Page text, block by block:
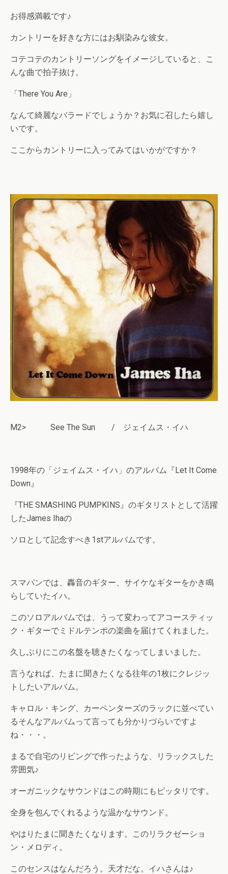
お得感満載です♪
カントリーを好きな方にはお馴染みな彼女。
コテコテのカントリーソングをイメージしていると、こ
んな曲で拍子抜け。
「There You Are」
なんて綺麗なバラードでしょうか？お気に召したら嬉し
いです。
ここからカントリーに入ってみてはいかがですか？
M2> See The Sun / ジェイムス・イハ
1998年の「ジェイムス・イハ」のアルバム『Let It Come
Down』
『THE SMASHING PUMPKINS』のギタリストとして活躍
したJames Ihaの
ソロとして記念すべき1stアルバムです。
スマパンでは、轟音のギター、サイケなギターをかき鳴
らしていたイハ。
このソロアルバムでは、うって変わってアコースティッ
ク・ギターでミドルテンポの楽曲を届けてくれました。
久しぶりにこの名盤を聴きたくなってしまいました。
言うなれば、たまに聞きたくなる往年の1枚にクレジッ
トしたいアルバム。
キャロル・キング、カーペンターズのラックに並べてい
るそんなアルバムって言っても分かりづらいですよ
ね・・・。
まるで自宅のリビングで作ったような、リラックスした
雰囲気♪
オーガニックなサウンドはこの時期にもピッタリです。
全身を包んでくれるような温かなサウンド。
やはりたまに聞きたくなります。このリラクゼーショ
ン・メロディ。
このセンスはなんだろう。天才だな。イハさんは♪